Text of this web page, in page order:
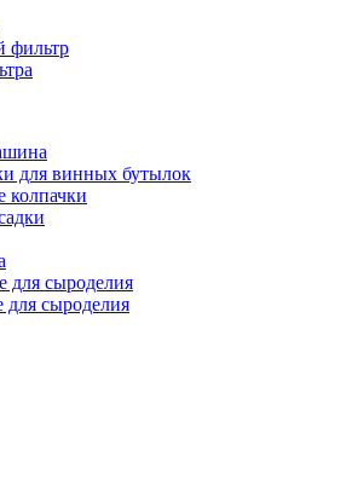
для винных бутылок
колпачки
сыроделия
сыроделия